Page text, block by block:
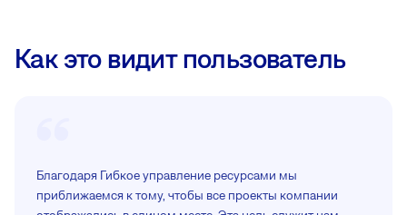
Как это видит пользователь
Благодаря Гибкое управление ресурсами мы
приближаемся к тому, чтобы все проекты компании